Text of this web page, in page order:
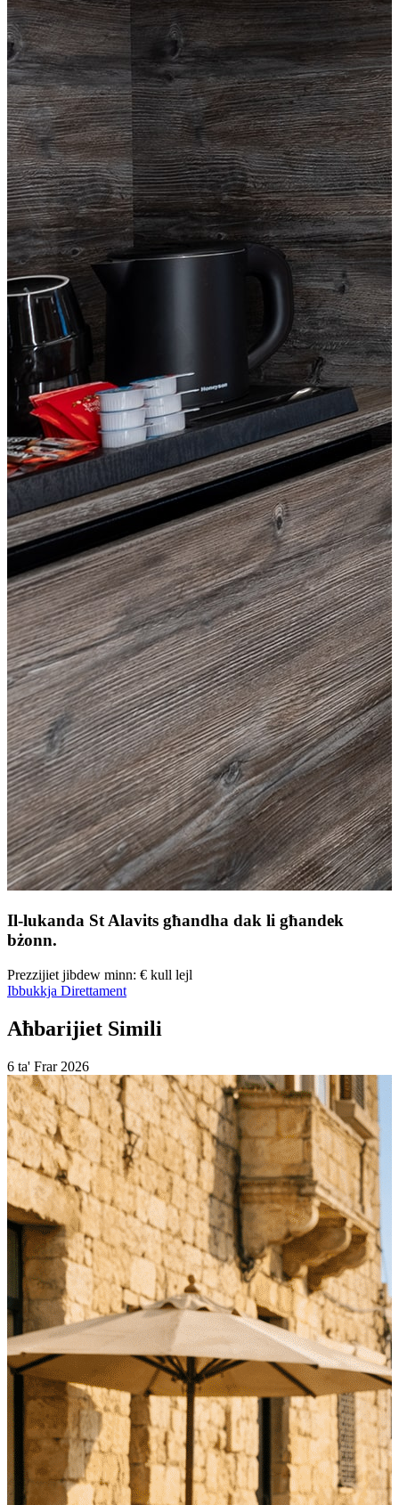
Il-lukanda St Alavits għandha dak li għandek
bżonn.
Prezzijiet jibdew minn: € kull lejl
Ibbukkja Direttament
Aħbarijiet Simili
6 ta' Frar 2026